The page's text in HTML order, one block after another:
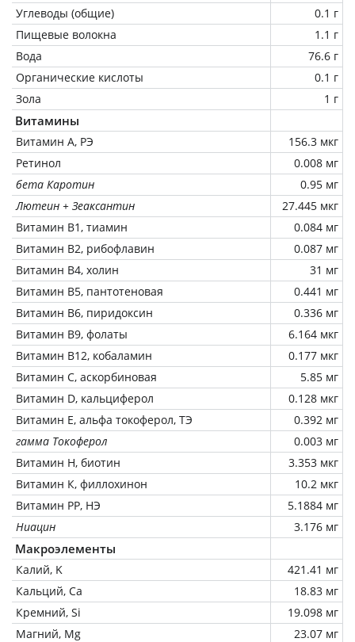
Углеводы (общие)
0.1 г
Пищевые волокна
1.1 г
Вода
76.6 г
Органические кислоты
0.1 г
Зола
1 г
Витамины
Витамин А, РЭ
156.3 мкг
Ретинол
0.008 мг
бета Каротин
0.95 мг
Лютеин + Зеаксантин
27.445 мкг
Витамин В1, тиамин
0.084 мг
Витамин В2, рибофлавин
0.087 мг
Витамин В4, холин
31 мг
Витамин В5, пантотеновая
0.441 мг
Витамин В6, пиридоксин
0.336 мг
Витамин В9, фолаты
6.164 мкг
Витамин В12, кобаламин
0.177 мкг
Витамин C, аскорбиновая
5.85 мг
Витамин D, кальциферол
0.128 мкг
Витамин Е, альфа токоферол, ТЭ
0.392 мг
гамма Токоферол
0.003 мг
Витамин Н, биотин
3.353 мкг
Витамин К, филлохинон
10.2 мкг
Витамин РР, НЭ
5.1884 мг
Ниацин
3.176 мг
Макроэлементы
Калий, K
421.41 мг
Кальций, Ca
18.83 мг
Кремний, Si
19.098 мг
Магний, Mg
23.07 мг